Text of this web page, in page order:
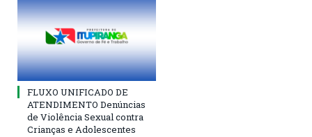
FLUXO UNIFICADO DE
ATENDIMENTO Denúncias
de Violência Sexual contra
Crianças e Adolescentes